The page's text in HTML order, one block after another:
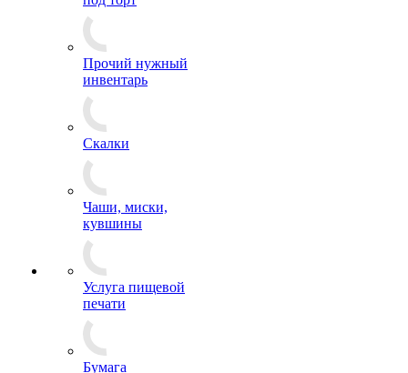
Прочий нужный
инвентарь
Скалки
Чаши, миски,
кувшины
Услуга пищевой
печати
Бумага